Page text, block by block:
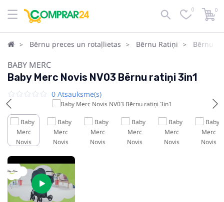
0 0
Bērnu preces un rotaļlietas Bērnu Ratiņi Bērnu
BABY MERC
Baby Merc Novis NV03 Bērnu ratiņi 3in1
0 Atsauksme(s)